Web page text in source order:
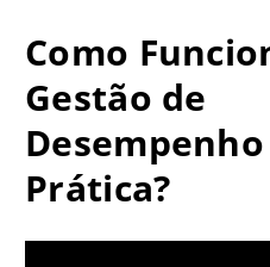
Como
Gestão de
Prática?